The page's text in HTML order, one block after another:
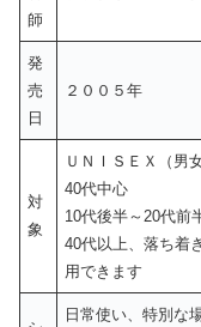
師
発
売
日
２００５年
対
象
ＵＮＩＳＥＸ（男
40代中心
10代後半～20代前
40代以上、落ち着
用できます
日常使い、特別な